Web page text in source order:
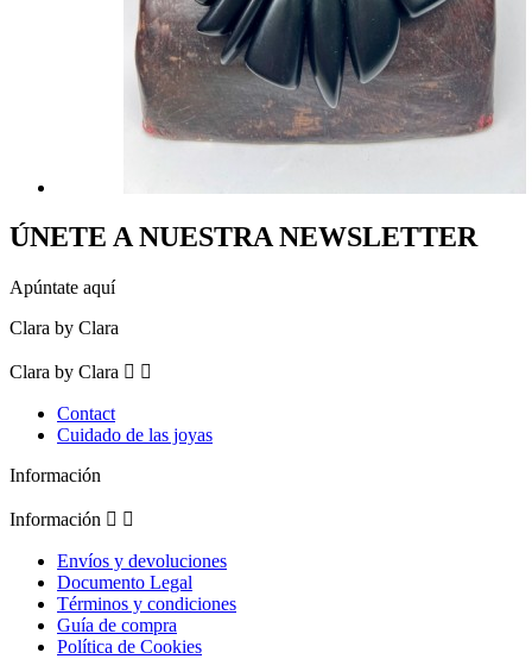
ÚNETE A NUESTRA NEWSLETTER
Apúntate aquí
Clara by Clara
Clara by Clara  
Contact
Cuidado de las joyas
Información
Información  
Envíos y devoluciones
Documento Legal
Términos y condiciones
Guía de compra
Política de Cookies